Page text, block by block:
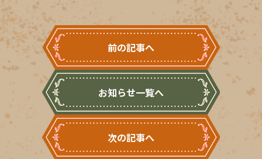
前の記事へ
お知らせ一覧へ
次の記事へ